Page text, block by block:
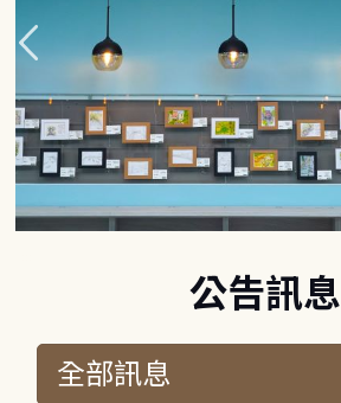
公告訊息